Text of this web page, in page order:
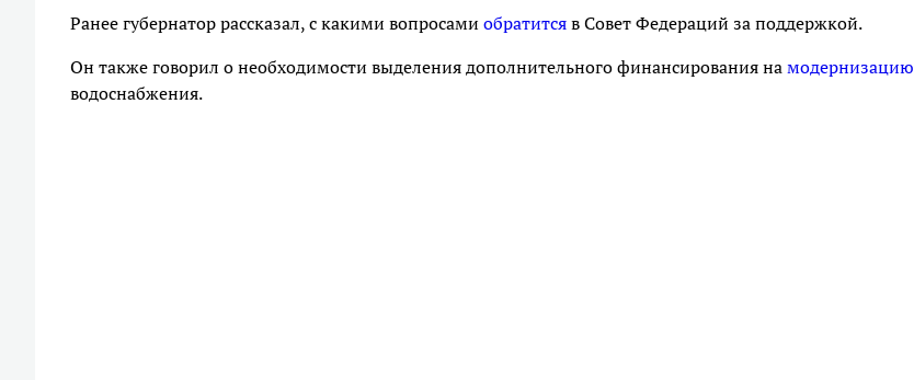
Ранее губернатор рассказал, с какими вопросами обратитсяв Совет Федераций за поддержкой.
Он также говорил о необходимости выделения дополнительного финансирования намодернизацию
водоснабжения.